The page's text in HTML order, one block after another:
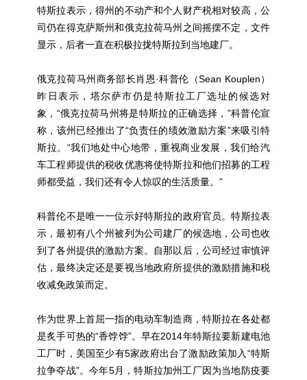
特斯拉表示，得州的不动产和个人财产税相对较高，公
司仍在得克萨斯州和俄克拉荷马州之间摇摆不定，文件
显示，后者一直在积极拉拢特斯拉到当地建厂。
俄克拉荷马州商务部长肖恩·科普伦（Sean Kouplen）
昨日表示，塔尔萨市仍是特斯拉工厂选址的候选对
象，“俄克拉荷马州将是特斯拉的正确选择，”科普伦宣
称，该州已经推出了“负责任的绩效激励方案”来吸引特
斯拉。“我们地处中心地带，重视商业发展，我们给汽
车工程师提供的税收优惠将使特斯拉和他们招募的工程
师都受益，我们还有令人惊叹的生活质量。”
科普伦不是唯一一位示好特斯拉的政府官员。特斯拉表
示，最初有八个州被列为公司建厂的候选地，公司也收
到了各州提供的激励方案。自那以后，公司经过审慎评
估，最终决定还是要视当地政府所提供的激励措施和税
收减免政策而定。
作为世界上首屈一指的电动车制造商，特斯拉在各处都
是炙手可热的“香饽饽”。早在2014年特斯拉要新建电池
工厂时，美国至少有5家政府出台了激励政策加入“特斯
拉争夺战”。今年5月，特斯拉加州工厂因为当地防疫要